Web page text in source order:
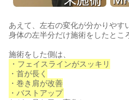
あえて、左右の変化が分かりやす
身体の左半分だけ施術をしたとこ
施術をした側は、
・フェイスラインがスッキリ
・首が長く
・巻き肩が改善
・バストアップ